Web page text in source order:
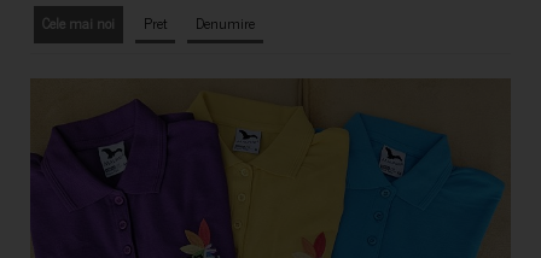
Cele mai noi Pret Denumire